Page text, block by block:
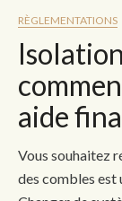
RÈGLEMENTATIONS
aide
Vous souhaitez
des combles est